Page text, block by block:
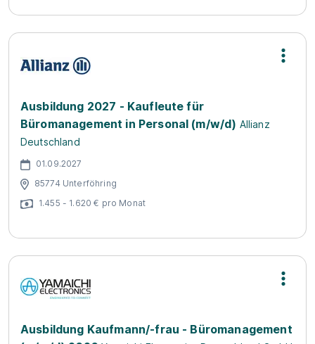
Ausbildung 2027 - Kaufleute für
Büromanagement in Personal (m/w/d) Allianz
Deutschland
01.09.2027
85774 Unterföhring
1.455 - 1.620 € pro Monat
Ausbildung Kaufmann/-frau - Büromanagement